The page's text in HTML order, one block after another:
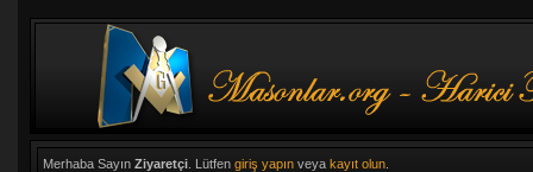
Merhaba Sayın Ziyaretçi. Lütfen giriş yapınveya kayıt olun.